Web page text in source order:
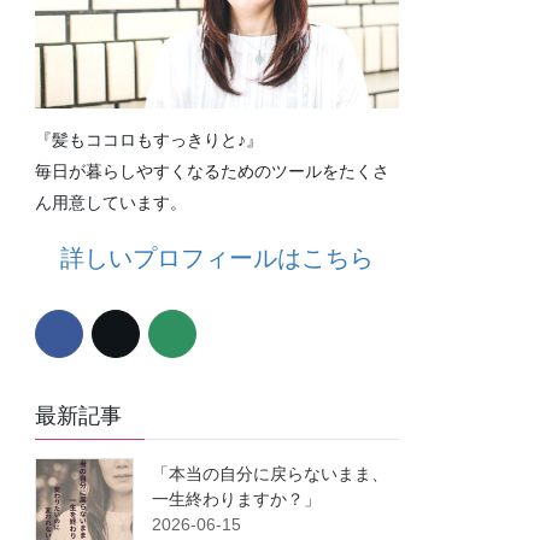
『髪もココロもすっきりと♪』
毎日が暮らしやすくなるためのツールをたくさ
ん用意しています。
詳しいプロフィールはこちら
最新記事
「本当の自分に戻らないまま、
一生終わりますか？」
2026-06-15